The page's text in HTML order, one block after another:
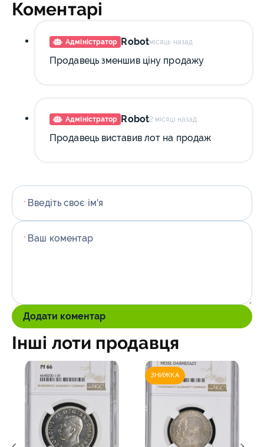
Коментарі
Адміністратор Robotмісяць назад
Продавець зменшив ціну продажу
Адміністратор Robot2 місяці назад
Продавець виставив лот на продаж
* Введіть своє ім'я
* Ваш коментар
Додати коментар
Інші лоти продавця
ЗНИЖКА